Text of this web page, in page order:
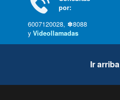
por:
6007120028, ✽8088
y Videollamadas
Ir arriba